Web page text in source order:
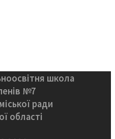
школа
№7
ради
області